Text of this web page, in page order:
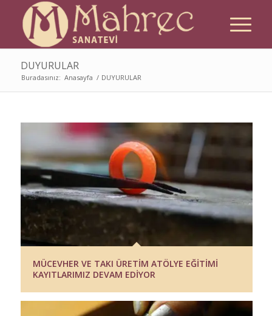
DUYURULAR
Buradasınız: Anasayfa / DUYURULAR
MÜCEVHER VE TAKI ÜRETİM ATÖLYE EĞİTİMİ
KAYITLARIMIZ DEVAM EDİYOR